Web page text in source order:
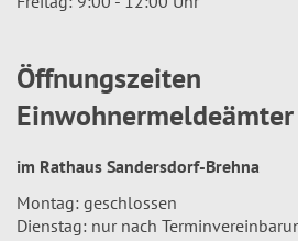
Öffnungszeiten
Einwohnermeldeämter
im Rathaus Sandersdorf-Brehna
Montag: geschlossen
Dienstag: nur nach